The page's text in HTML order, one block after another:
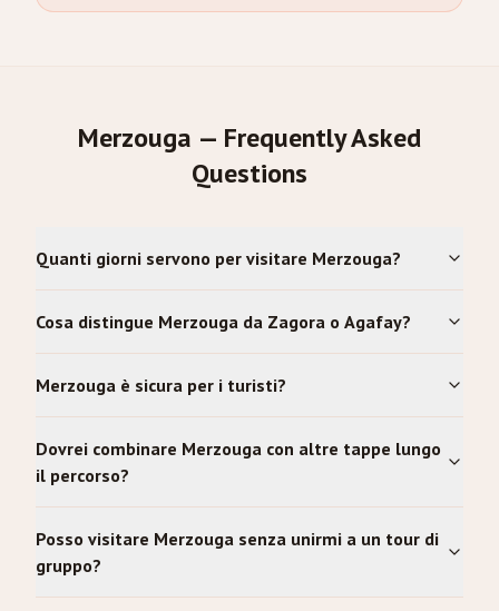
Merzouga — Frequently Asked
Questions
Quanti giorni servono per visitare Merzouga?
Cosa distingue Merzouga da Zagora o Agafay?
Merzouga è sicura per i turisti?
Dovrei combinare Merzouga con altre tappe lungo
il percorso?
Posso visitare Merzouga senza unirmi a un tour di
gruppo?